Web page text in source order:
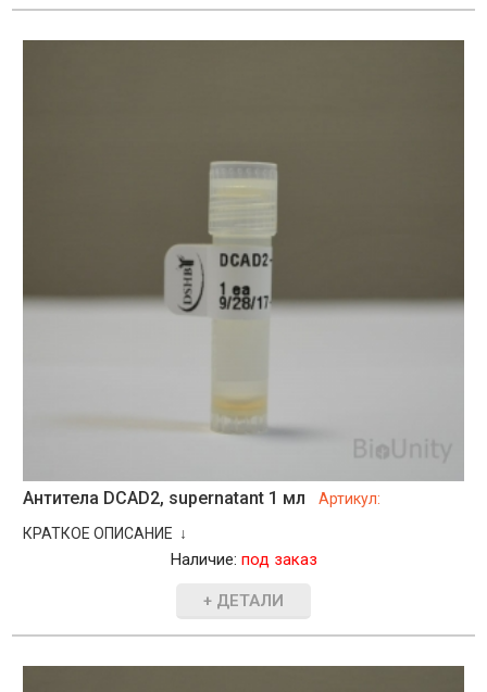
Антитела DCAD2, supernatant 1 мл
Артикул:
КРАТКОЕ ОПИСАНИЕ ↓
Наличие: под заказ
+ ДЕТАЛИ